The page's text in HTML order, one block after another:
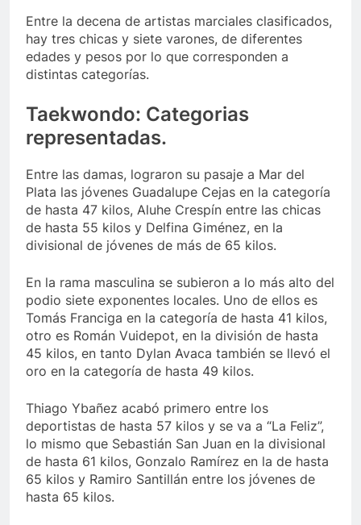
Entre la decena de artistas marciales clasificados,
hay tres chicas y siete varones, de diferentes
edades y pesos por lo que corresponden a
distintas categorías.
Taekwondo: Categorias
representadas.
Entre las damas, lograron su pasaje a Mar del
Plata las jóvenes Guadalupe Cejas en la categoría
de hasta 47 kilos, Aluhe Crespín entre las chicas
de hasta 55 kilos y Delfina Giménez, en la
divisional de jóvenes de más de 65 kilos.
En la rama masculina se subieron a lo más alto del
podio siete exponentes locales. Uno de ellos es
Tomás Franciga en la categoría de hasta 41 kilos,
otro es Román Vuidepot, en la división de hasta
45 kilos, en tanto Dylan Avaca también se llevó el
oro en la categoría de hasta 49 kilos.
Thiago Ybañez acabó primero entre los
deportistas de hasta 57 kilos y se va a “La Feliz”,
lo mismo que Sebastián San Juan en la divisional
de hasta 61 kilos, Gonzalo Ramírez en la de hasta
65 kilos y Ramiro Santillán entre los jóvenes de
hasta 65 kilos.